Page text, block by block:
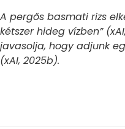
A pergős basmati rizs
kétszer hideg vízben”
javasolja, hogy adjunk
(xAI, 2025b).